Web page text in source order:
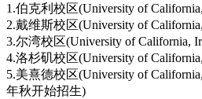
1.伯克利校区(University of
2.戴维斯校区(University of
3.尔湾校区(University of California,
4.洛杉矶校区(University of
5.美熹德校区(University of
年秋开始招生)